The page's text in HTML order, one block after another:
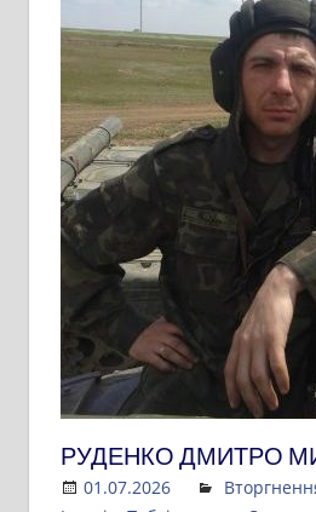
РУДЕНКО ДМИТРО
01.07.2026 Admin